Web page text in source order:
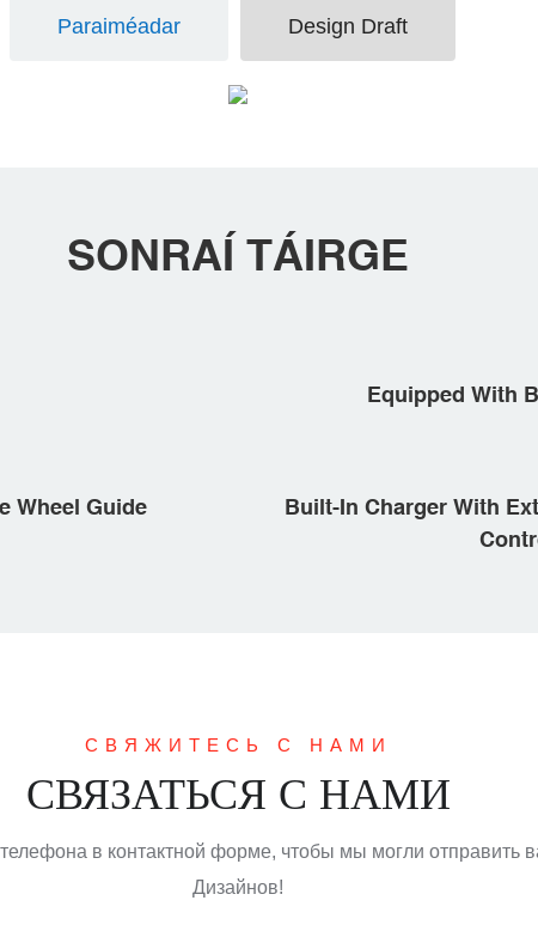
Paraiméadar Design Draft
SONRAÍ TÁIRGE
Equipped With
Wheel Guide
Built-In Charger With
СВЯЖИТЕСЬ С НАМИ
СВЯЗАТЬСЯ С НАМИ
в контактной форме, чтобы мы могли отправить
Дизайнов!